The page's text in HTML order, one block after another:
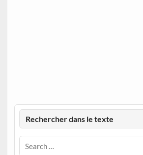
Rechercher dans le texte